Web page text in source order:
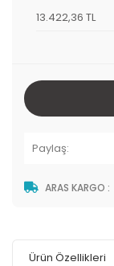
13.422,36 TL
Paylaş:
ARAS KARGO :
Ürün Özellikleri